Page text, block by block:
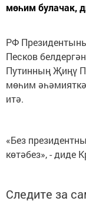
мөһим булачак,
РФ
Песков
Путинның Җиңү
мөһим әһәмияткә
итә.
«Без
көтәбез», - диде
Следите за